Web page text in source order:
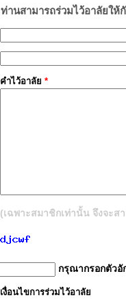
ท่านสามารถร่วมไว้อาลัยให้
คำไว้อาลัย *
(เฉพาะสมาชิกเท่านั้น จึงจะส
กรุณากรอกตัวอั
เงื่อนไขการร่วมไว้อาลัย